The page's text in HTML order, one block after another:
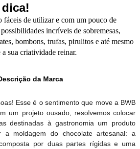
fáceis de utilizar e com um pouco de
incríveis de sobremesas,
bombons, trufas, pirulitos e até mesmo
sua criatividade reinar.
da Marca
Esse é o sentimento que move a BWB
um projeto ousado, resolvemos colocar
destinadas à gastronomia um produto
a moldagem do chocolate artesanal: a
por duas partes rígidas e uma